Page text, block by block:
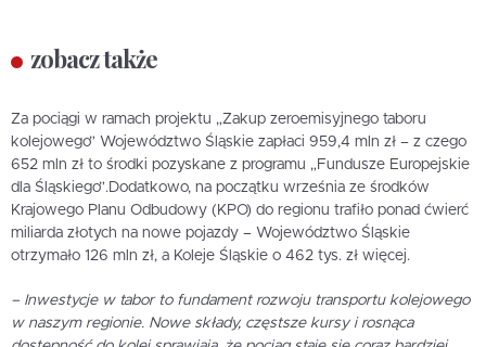
zobacz także
Za pociągi w ramach projektu „Zakup zeroemisyjnego taboru
kolejowego” Województwo Śląskie zapłaci 959,4 mln zł – z czego
652 mln zł to środki pozyskane z programu „Fundusze Europejskie
dla Śląskiego”.Dodatkowo, na początku września ze środków
Krajowego Planu Odbudowy (KPO) do regionu trafiło ponad ćwierć
miliarda złotych na nowe pojazdy – Województwo Śląskie
otrzymało 126 mln zł, a Koleje Śląskie o 462 tys. zł więcej.
– Inwestycje w tabor to fundament rozwoju transportu kolejowego
w naszym regionie. Nowe składy, częstsze kursy i rosnąca